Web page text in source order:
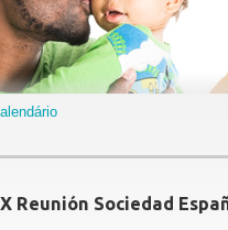
Reunión Sociedad